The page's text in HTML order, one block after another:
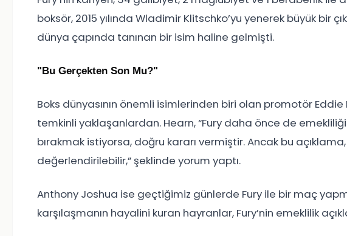
boksör, 2015 yılında Wladimir Klitschko’yu yenerek büyük bir
dünya çapında tanınan bir isim haline gelmişti.
"Bu Gerçekten Son Mu?"
Boks dünyasının önemli isimlerinden biri olan promotör Eddie
temkinli yaklaşanlardan. Hearn, “Fury daha önce de
bırakmak istiyorsa, doğru kararı vermiştir. Ancak bu
değerlendirilebilir,” şeklinde yorum yaptı.
Anthony Joshua ise geçtiğimiz günlerde Fury ile bir maç
karşılaşmanın hayalini kuran hayranlar, Fury’nin emeklilik